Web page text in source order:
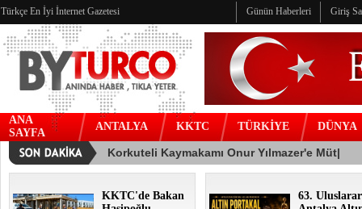
Türkçe En İyi İnternet Gazetesi Günün Haberleri Giriş
ANA
SAYFA
ANTALYA KKTC TÜRKİYE DÜNYA
KKTC'de Bakan
63.